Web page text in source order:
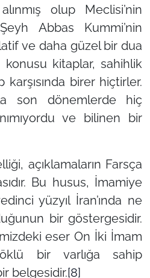
olup Meclisi’nin
Abbas Kummi’nin
ve daha güzel bir dua
konusu kitaplar, sahihlik
karşısında birer hiçtirler.
son dönemlerde hiç
ve bilinen bir
açıklamaların Farsça
Bu husus, İmamiye
yüzyıl İran’ında ne
bir göstergesidir.
eser On İki İmam
bir varlığa sahip
belgesidir.[8]